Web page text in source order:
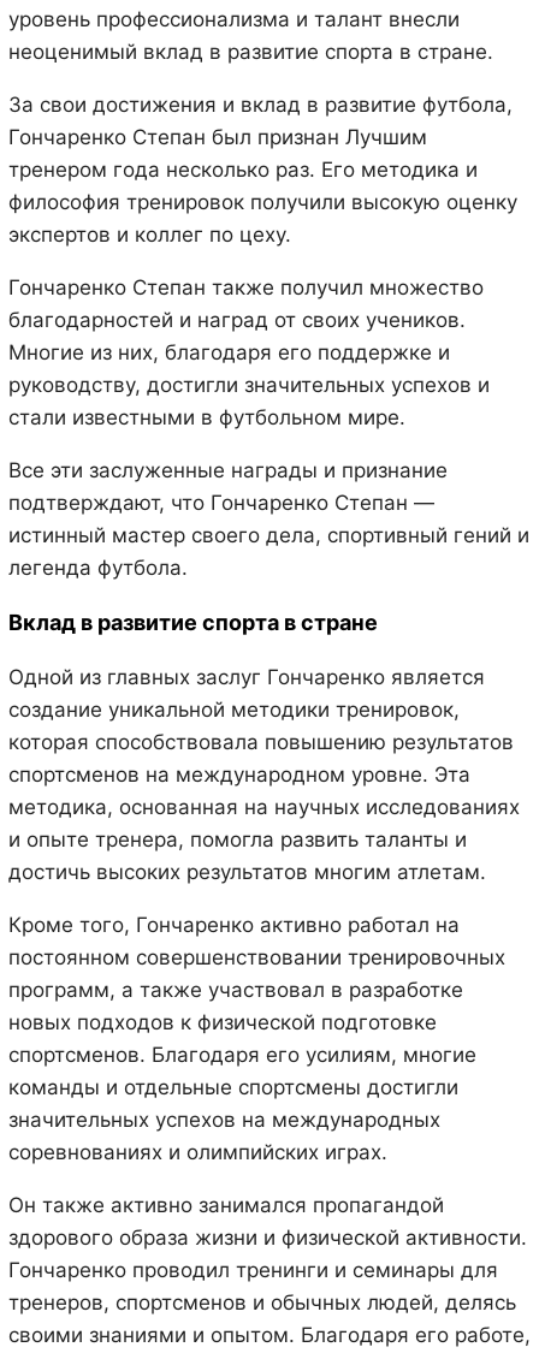
уровень профессионализма и талант внесли
неоценимый вклад в развитие спорта в стране.
За свои достижения и вклад в развитие футбола,
Гончаренко Степан был признан Лучшим
тренером года несколько раз. Его методика и
философия тренировок получили высокую оценку
экспертов и коллег по цеху.
Гончаренко Степан также получил множество
благодарностей и наград от своих учеников.
Многие из них, благодаря его поддержке и
руководству, достигли значительных успехов и
стали известными в футбольном мире.
Все эти заслуженные награды и признание
подтверждают, что Гончаренко Степан —
истинный мастер своего дела, спортивный гений и
легенда футбола.
Вклад в развитие спорта в стране
Одной из главных заслуг Гончаренко является
создание уникальной методики тренировок,
которая способствовала повышению результатов
спортсменов на международном уровне. Эта
методика, основанная на научных исследованиях
и опыте тренера, помогла развить таланты и
достичь высоких результатов многим атлетам.
Кроме того, Гончаренко активно работал на
постоянном совершенствовании тренировочных
программ, а также участвовал в разработке
новых подходов к физической подготовке
спортсменов. Благодаря его усилиям, многие
команды и отдельные спортсмены достигли
значительных успехов на международных
соревнованиях и олимпийских играх.
Он также активно занимался пропагандой
здорового образа жизни и физической активности.
Гончаренко проводил тренинги и семинары для
тренеров, спортсменов и обычных людей, делясь
своими знаниями и опытом. Благодаря его работе,